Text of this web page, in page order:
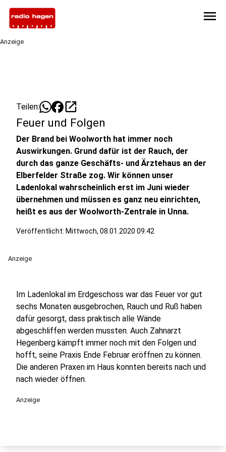
menu
Anzeige
Teilen: open_in_new
Feuer und Folgen
Der Brand bei Woolworth hat immer noch
Auswirkungen. Grund dafür ist der Rauch, der
durch das ganze Geschäfts- und Ärztehaus an der
Elberfelder Straße zog. Wir können unser
Ladenlokal wahrscheinlich erst im Juni wieder
übernehmen und müssen es ganz neu einrichten,
heißt es aus der Woolworth-Zentrale in Unna.
Veröffentlicht: Mittwoch, 08.01.2020 09:42
Anzeige
Im Ladenlokal im Erdgeschoss war das Feuer vor gut
sechs Monaten ausgebrochen, Rauch und Ruß haben
dafür gesorgt, dass praktisch alle Wände
abgeschliffen werden mussten. Auch Zahnarzt
Hegenberg kämpft immer noch mit den Folgen und
hofft, seine Praxis Ende Februar eröffnen zu können.
Die anderen Praxen im Haus konnten bereits nach und
nach wieder öffnen.
Anzeige